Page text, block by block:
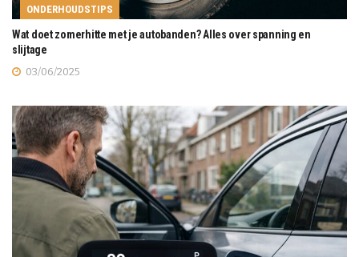
ONDERHOUDSTIPS
Wat doet zomerhitte met je autobanden? Alles over spanning en
slijtage
03/06/2025